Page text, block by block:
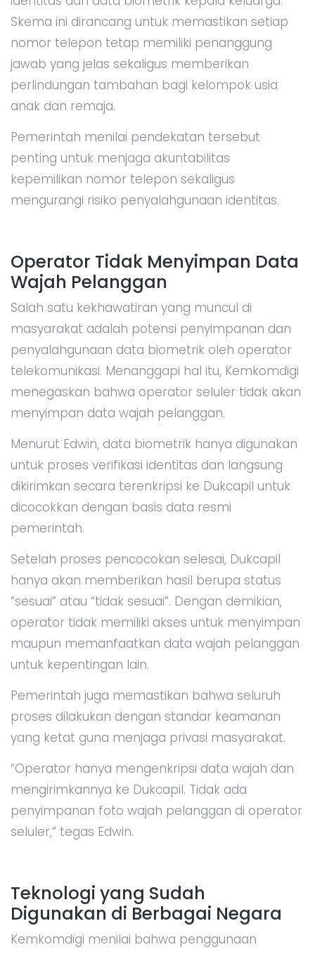
Skema ini dirancang untuk memastikan setiap
nomor telepon tetap memiliki penanggung
jawab yang jelas sekaligus memberikan
perlindungan tambahan bagi kelompok usia
anak dan remaja.
Pemerintah menilai pendekatan tersebut
penting untuk menjaga akuntabilitas
kepemilikan nomor telepon sekaligus
mengurangi risiko penyalahgunaan identitas.
Operator Tidak Menyimpan Data
Wajah Pelanggan
Salah satu kekhawatiran yang muncul di
masyarakat adalah potensi penyimpanan dan
penyalahgunaan data biometrik oleh operator
telekomunikasi. Menanggapi hal itu, Kemkomdigi
menegaskan bahwa operator seluler tidak akan
menyimpan data wajah pelanggan.
Menurut Edwin, data biometrik hanya digunakan
untuk proses verifikasi identitas dan langsung
dikirimkan secara terenkripsi ke Dukcapil untuk
dicocokkan dengan basis data resmi
pemerintah.
Setelah proses pencocokan selesai, Dukcapil
hanya akan memberikan hasil berupa status
“sesuai” atau “tidak sesuai”. Dengan demikian,
operator tidak memiliki akses untuk menyimpan
maupun memanfaatkan data wajah pelanggan
untuk kepentingan lain.
Pemerintah juga memastikan bahwa seluruh
proses dilakukan dengan standar keamanan
yang ketat guna menjaga privasi masyarakat.
“Operator hanya mengenkripsi data wajah dan
mengirimkannya ke Dukcapil. Tidak ada
penyimpanan foto wajah pelanggan di operator
seluler,” tegas Edwin.
Teknologi yang Sudah
Digunakan di Berbagai Negara
Kemkomdigi menilai bahwa penggunaan